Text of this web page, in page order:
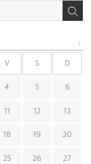
V S D
4 5 6
11 12 13
18 19 20
25 26 27